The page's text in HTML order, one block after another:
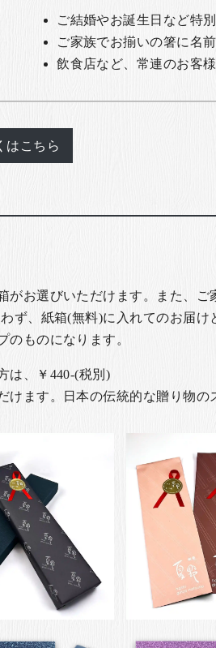
ご結婚やお誕生日など特
ご家族でお揃いの箸に名
飲食店など、常連のお客
はこちら
お選びいただけます。また、ご
ず、紙箱(無料)に入れてのお届
のものになります。
は、￥440-(税別)
ます。日本の伝統的な贈り物